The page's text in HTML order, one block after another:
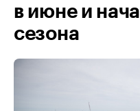
в июне и
сезона